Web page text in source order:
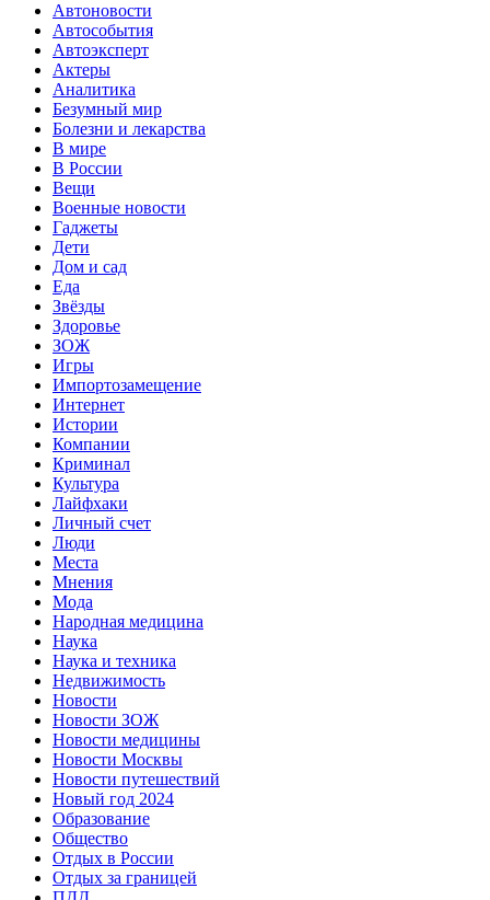
Автоновости
Автособытия
Автоэксперт
Актеры
Аналитика
Безумный мир
Болезни и лекарства
В мире
В России
Вещи
Военные новости
Гаджеты
Дети
Дом и сад
Еда
Звёзды
Здоровье
ЗОЖ
Игры
Импортозамещение
Интернет
Истории
Компании
Криминал
Культура
Лайфхаки
Личный счет
Люди
Места
Мнения
Мода
Народная медицина
Наука
Наука и техника
Недвижимость
Новости
Новости ЗОЖ
Новости медицины
Новости Москвы
Новости путешествий
Новый год 2024
Образование
Общество
Отдых в России
Отдых за границей